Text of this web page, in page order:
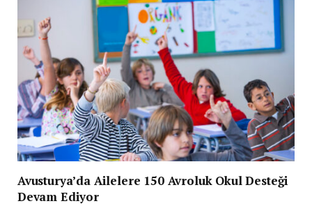
Avusturya’da Ailelere 150 Avroluk Okul Desteği
Devam Ediyor